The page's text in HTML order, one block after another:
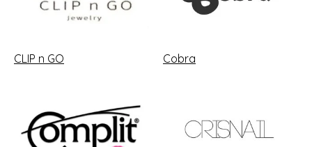
CLIP n GO Cobra